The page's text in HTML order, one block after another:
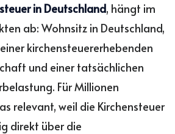
in Deutschland, hängt im
ab: Wohnsitz in Deutschland,
kirchensteuererhebenden
und einer tatsächlichen
Für Millionen
relevant, weil die Kirchensteuer
direkt über die